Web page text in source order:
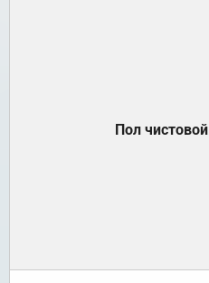
Пол чистовой